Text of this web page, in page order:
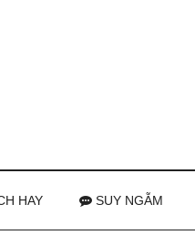
HAY SUY NGẪM